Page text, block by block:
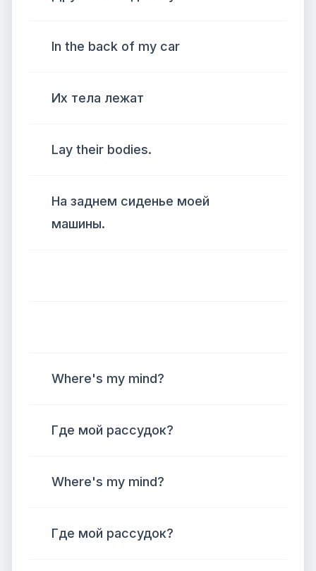
In the back of my car
Их тела лежат
Lay their bodies.
На заднем сиденье моей
машины.
Where's my mind?
Где мой рассудок?
Where's my mind?
Где мой рассудок?